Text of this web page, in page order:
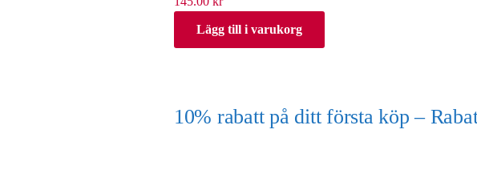
Lägg till i varukorg
10% rabatt på ditt första köp –